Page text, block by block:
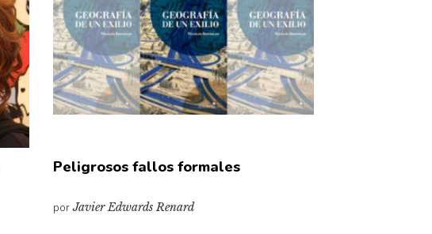
Peligrosos fallos formales
porJavier Edwards Renard